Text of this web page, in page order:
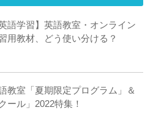
語学習】英語教室・オンライン
用教材、どう使い分ける？
教室「夏期限定プログラム」＆
ール」2022特集！